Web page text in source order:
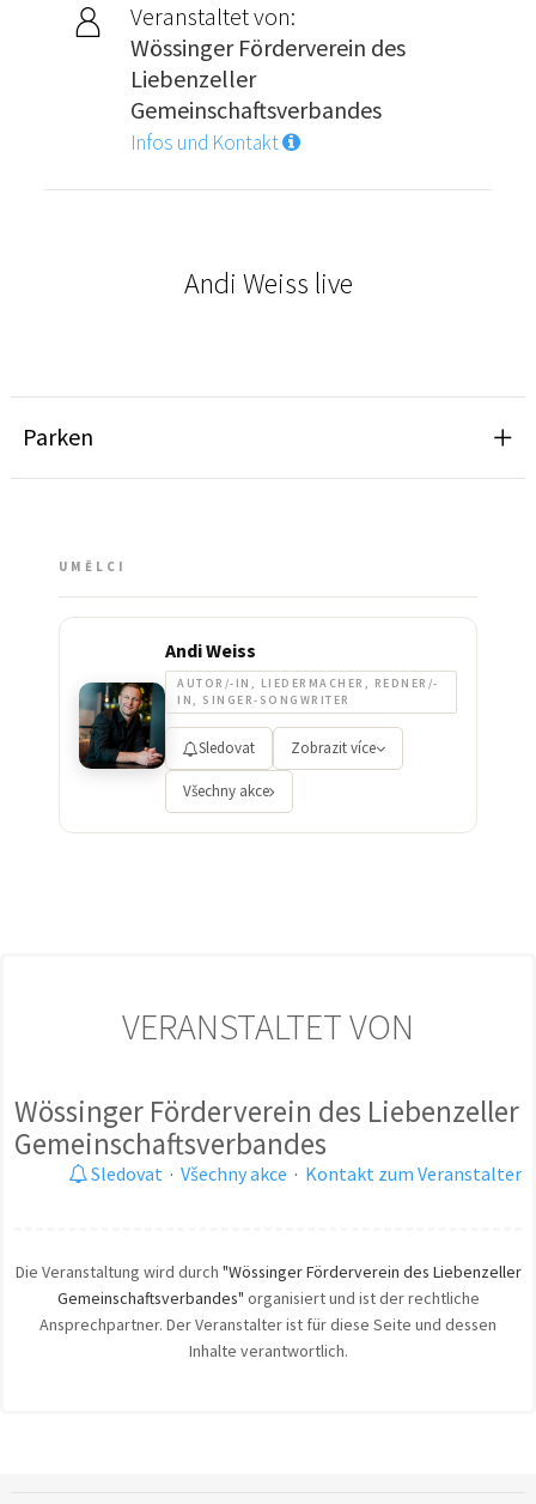
Veranstaltet von:
Wössinger Förderverein des
Liebenzeller
Gemeinschaftsverbandes
Infos und Kontakt
Andi Weiss live
Parken
UMĚLCI
Andi Weiss
AUTOR/-IN, LIEDERMACHER, REDNER/-
IN, SINGER-SONGWRITER
Sledovat Zobrazit více
Všechny akce
VERANSTALTET VON
Wössinger Förderverein des Liebenzeller
Gemeinschaftsverbandes
Sledovat · Všechny akce · Kontakt zum Veranstalter
Die Veranstaltung wird durch "Wössinger Förderverein des Liebenzeller
Gemeinschaftsverbandes" organisiert und ist der rechtliche
Ansprechpartner. Der Veranstalter ist für diese Seite und dessen
Inhalte verantwortlich.